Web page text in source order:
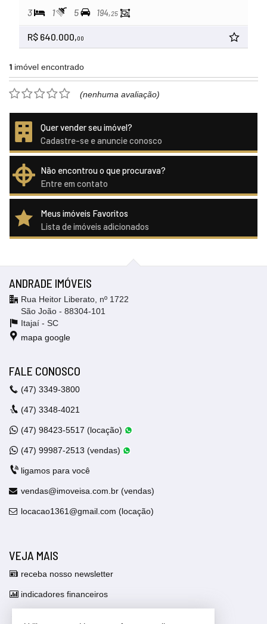
3 1 5 194,25
R$ 640.000,00
1 imóvel encontrado
(nenhuma avaliação)
Quer vender seu imóvel?
Cadastre-se e anuncie conosco
Não encontrou o que procurava?
Entre em contato
Meus imóveis Favoritos
Lista de imóveis adicionados
ANDRADE IMÓVEIS
Rua Heitor Liberato, nº 1722
São João - 88304-101
Itajaí - SC
mapa google
FALE CONOSCO
(47) 3349-3800
(47) 3348-4021
(47) 98423-5517 (locação)
(47) 99987-2513 (vendas)
ligamos para você
vendas@imoveisa.com.br (vendas)
locacao1361@gmail.com (locação)
VEJA MAIS
receba nosso newsletter
indicadores financeiros